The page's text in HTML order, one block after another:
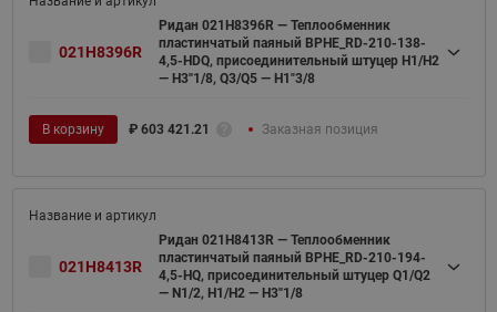
021H8396R
Ридан 021H8396R — Теплообменник
пластинчатый паяный BPHE_RD-210-138-
4,5-HDQ, присоединительный штуцер H1/H2
— H3''1/8, Q3/Q5 — H1"3/8
В корзину ₽ 603 421.21 Заказная позиция
021H8413R
Ридан 021H8413R — Теплообменник
пластинчатый паяный BPHE_RD-210-194-
4,5-HQ, присоединительный штуцер Q1/Q2
— N1/2, H1/H2 — H3''1/8